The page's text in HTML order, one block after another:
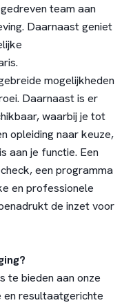
team aan
Daarnaast geniet
mogelijkheden
Daarnaast is er
waarbij je tot
opleiding naar keuze,
aan je functie. Een
een programma
en professionele
de inzet voor
te bieden aan onze
en resultaatgerichte